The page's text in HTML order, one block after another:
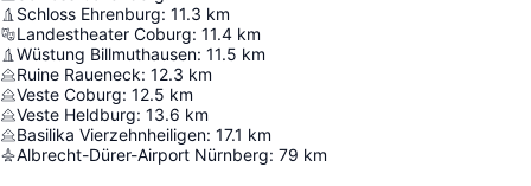
Schloss Ehrenburg: 11.3 km
Landestheater Coburg: 11.4 km
Wüstung Billmuthausen: 11.5 km
Ruine Raueneck: 12.3 km
Veste Coburg: 12.5 km
Veste Heldburg: 13.6 km
Basilika Vierzehnheiligen: 17.1 km
Albrecht-Dürer-Airport Nürnberg: 79 km